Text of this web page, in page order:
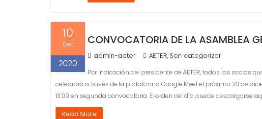
10
Dec
2020
CONVOCATORIA DE LA ASAMBLEA
admin-aeter AETER, Sen categorizar
Por indicación del presidente de AETER, todos los socios
celebrará a través de la plataforma Google Meet el próximo 23 de
13:00 en segunda convocatoria. El orden del día puede descargarse
Read More